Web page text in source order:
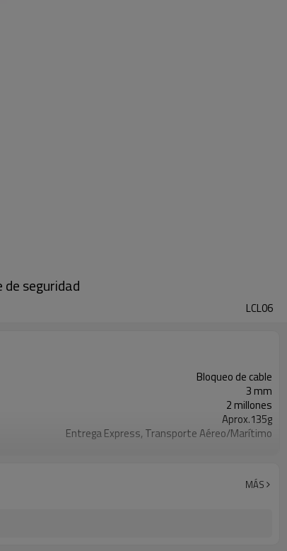
seguridad
LCL06
Bloqueo de cable
3 mm
2 millones
Aprox.135g
Entrega Express, Transporte Aéreo/Marítimo
MÁS